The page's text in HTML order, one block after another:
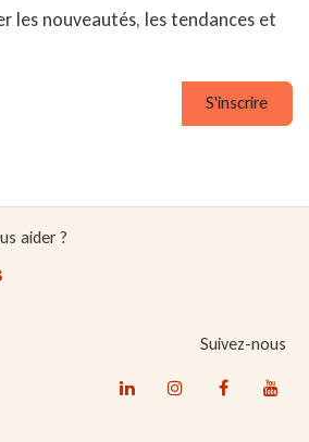
les nouveautés, les tendances et
S'inscrire
aider ?
Suivez-nous